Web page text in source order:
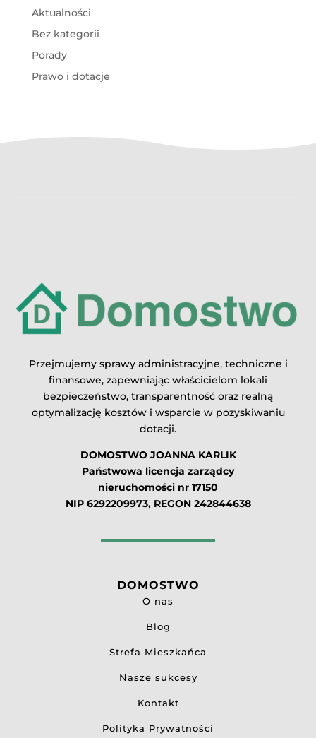
Aktualności
Bez kategorii
Porady
Prawo i dotacje
Przejmujemy sprawy administracyjne, techniczne i
finansowe, zapewniając właścicielom lokali
bezpieczeństwo, transparentność oraz realną
optymalizację kosztów i wsparcie w pozyskiwaniu
dotacji.
DOMOSTWO JOANNA KARLIK
Państwowa licencja zarządcy
nieruchomości nr 17150
NIP 6292209973, REGON 242844638
DOMOSTWO
O nas
Blog
Strefa Mieszkańca
Nasze sukcesy
Kontakt
Polityka Prywatności